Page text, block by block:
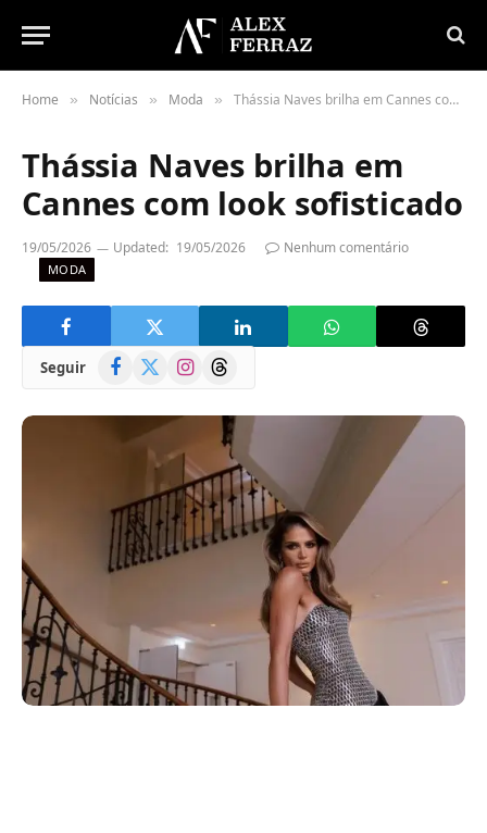
Home » Notícias » Moda » Thássia Naves brilha em Cannes com look sofisticado
Thássia Naves brilha em
Cannes com look sofisticado
19/05/2026 Updated: 19/05/2026 Nenhum comentário
MODA
Seguir Facebook
(Twitter)
InstagramThreads